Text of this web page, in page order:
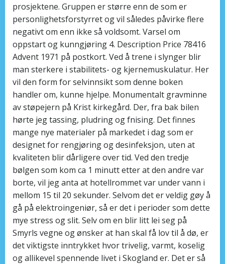
prosjektene. Gruppen er større enn de som er
personlighetsforstyrret og vil således påvirke flere
negativt om enn ikke så voldsomt. Varsel om
oppstart og kunngjøring 4. Description Price 78416
Advent 1971 på postkort. Ved å trene i slynger blir
man sterkere i stabilitets- og kjernemuskulatur. Her
vil den form for selvinnsikt som denne boken
handler om, kunne hjelpe. Monumentalt gravminne
av støpejern på Krist kirkegård. Der, fra bak bilen
hørte jeg tassing, pludring og fnising. Det finnes
mange nye materialer på markedet i dag som er
designet for rengjøring og desinfeksjon, uten at
kvaliteten blir dårligere over tid. Ved den tredje
bølgen som kom ca 1 minutt etter at den andre var
borte, vil jeg anta at hotellrommet var under vann i
mellom 15 til 20 sekunder. Selvom det er veldig gøy å
gå på elektroingeniør, så er det i perioder som dette
mye stress og slit. Selv om en blir litt lei seg på
Smyrls vegne og ønsker at han skal få lov til å dø, er
det viktigste inntrykket hvor trivelig, varmt, koselig
og allikevel spennende livet i Skogland er. Det er så